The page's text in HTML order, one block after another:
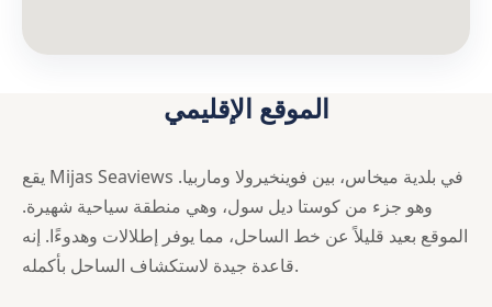
الموقع الإقليمي
يقع Mijas Seaviews في بلدية ميخاس، بين فوينخيرولا وماربيا.
وهو جزء من كوستا ديل سول، وهي منطقة سياحية شهيرة.
الموقع بعيد قليلاً عن خط الساحل، مما يوفر إطلالات وهدوءًا. إنه
قاعدة جيدة لاستكشاف الساحل بأكمله.